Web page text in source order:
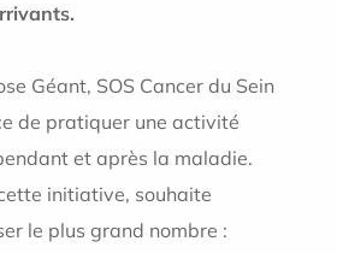
Géant, SOS Cancer du Sein
de pratiquer une activité
et après la maladie.
initiative, souhaite
le plus grand nombre :